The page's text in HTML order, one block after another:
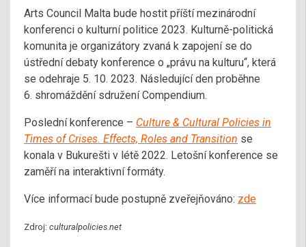
Arts Council Malta bude hostit příští mezinárodní
konferenci o kulturní politice 2023. Kulturně-politická
komunita je organizátory zvaná k zapojení se do
ústřední debaty konference o „právu na kulturu“, která
se odehraje 5. 10. 2023. Následující den proběhne
6. shromáždění sdružení Compendium.
Poslední konference – Culture & Cultural Policies in
Times of Crises. Effects, Roles and Transition se
konala v Bukurešti v létě 2022. Letošní konference se
zaměří na interaktivní formáty.
Více informací bude postupně zveřejňováno: zde
Zdroj: culturalpolicies.net